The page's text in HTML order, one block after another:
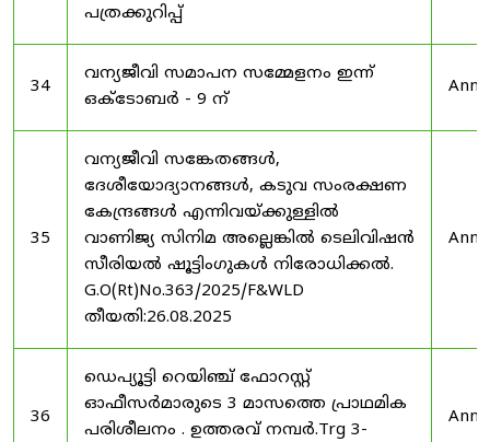
പത്രക്കുറിപ്പ്
34
വന്യജീവി സമാപന സമ്മേളനം ഇന്ന്
ഒക്ടോബർ - 9 ന്
35
വന്യജീവി സങ്കേതങ്ങൾ,
ദേശീയോദ്യാനങ്ങൾ, കടുവ സംരക്ഷണ
കേന്ദ്രങ്ങൾ എന്നിവയ്ക്കുള്ളിൽ
വാണിജ്യ സിനിമ അല്ലെങ്കിൽ ടെലിവിഷൻ
സീരിയൽ ഷൂട്ടിംഗുകൾ നിരോധിക്കൽ.
G.O(Rt)No.363/2025/F&WLD
തീയതി:26.08.2025
36
ഡെപ്യൂട്ടി റെയിഞ്ച് ഫോറസ്റ്റ്
ഓഫീസർമാരുടെ 3 മാസത്തെ പ്രാഥമിക
പരിശീലനം . ഉത്തരവ് നമ്പർ.Trg 3-